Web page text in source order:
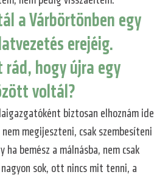
a Várbörtönben egy
erejéig.
hogy újra egy
voltál?
biztosan elhoznám ide
megijeszteni, csak szembesíteni
ha bemész a málnásba, nem csak
sok, ott nincs mit tenni, a